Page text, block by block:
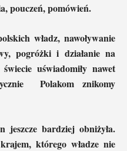
pouczeń, pomówień.
władz, nawoływanie
pogróżki i działanie na
uświadomiły nawet
Polakom znikomy
jeszcze bardziej obniżyła.
którego władze nie